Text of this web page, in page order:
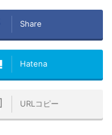
Share
Hatena
URLコピー